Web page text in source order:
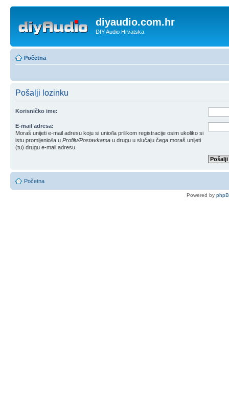
diyaudio.com.hr
DIY Audio Hrvatska
Početna
Pošalji lozinku
Korisničko ime:
E-mail adresa:
Moraš unijeti e-mail adresu koju si unio/la prilikom registracije osim ukoliko si
istu promijenio/la u Profilu/Postavkama u drugu u slučaju čega moraš unijeti
(tu) drugu e-mail adresu.
Početna
Powered by